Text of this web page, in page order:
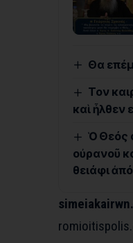
Θα
Τον
καὶ ἦλθεν
Ὁ Θεός
οὐρανοῦ
θειάφι